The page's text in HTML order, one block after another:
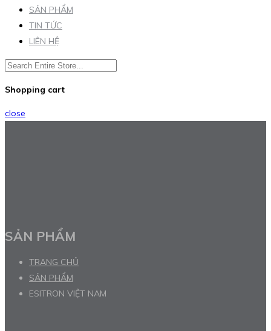
SẢN PHẨM
TIN TỨC
LIÊN HỆ
Shopping cart
close
SẢN PHẨM
TRANG CHỦ
SẢN PHẨM
ESITRON VIỆT NAM